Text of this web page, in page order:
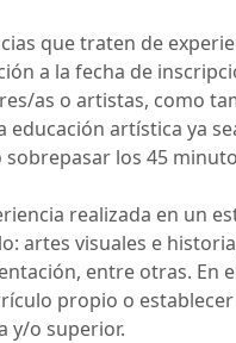
que traten de
a la fecha de
as o artistas, como
educación artística ya
los 45
realizada en un
artes visuales e
entre otras. En
propio o
y/o superior.